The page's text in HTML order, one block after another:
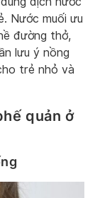
Nước muối ưu
đường thở,
lưu ý nồng
trẻ nhỏ và
quản ở